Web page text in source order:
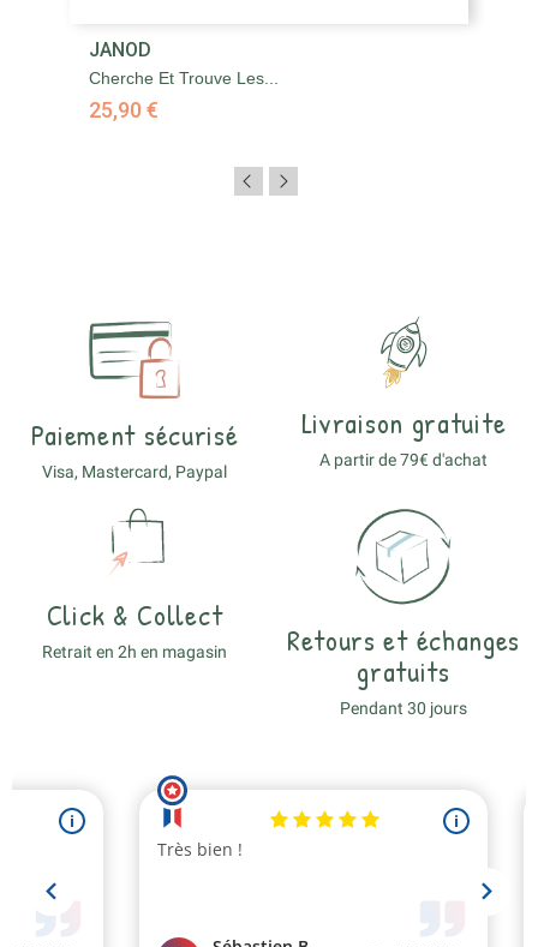
JANOD
Cherche Et Trouve Les...
25,90 €
Paiement sécurisé
Visa, Mastercard, Paypal
Livraison gratuite
A partir de 79€ d'achat
Click & Collect
Retrait en 2h en magasin
Retours et échanges
gratuits
Pendant 30 jours